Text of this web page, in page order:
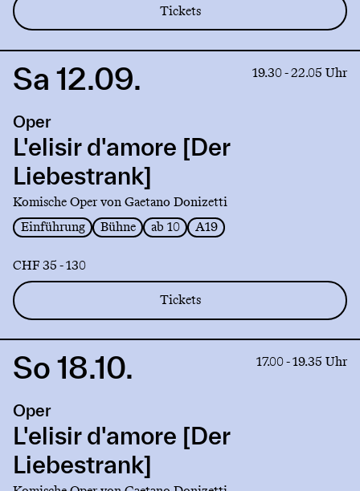
Tickets
Link
L'elisir
d'amore
[Der
Liebestrank]
Sa 12.09. 19.30 - 22.05 Uhr
Oper
L'elisir d'amore [Der
Liebestrank]
Komische Oper von Gaetano Donizetti
Einführung
Bühne ab 10 A19
CHF 35 - 130
Tickets
Link
L'elisir
d'amore
[Der
Liebestrank]
So 18.10. 17.00 - 19.35 Uhr
Oper
L'elisir d'amore [Der
Liebestrank]